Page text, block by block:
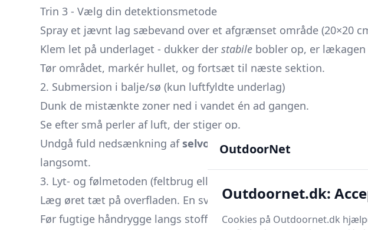
Trin 3 - Vælg din detektionsmetode
Spray et jævnt lag sæbevand over et afgrænset område (20×20
Klem let på underlaget - dukker der stabile bobler op, er
Tør området, markér hullet, og fortsæt til næste sektion.
2. Submersion i balje/sø (kun luftfyldte underlag)
Dunk de mistænkte zoner ned i vandet én ad gangen.
Se efter små perler af luft, der stiger op.
Undgå fuld nedsænkning afselvoppusteligeunderlag -
langsomt.
3. Lyt- og følmetoden (feltbrug eller frostvejr)
Læg øret tæt på overfladen. En svag hvislen afslører ofte hullet.
Før fugtige håndrygge langs stoffet. Udgående luft føles som
OutdoorNet
Outdoornet.dk:
Cookies på Outdoornet.dk